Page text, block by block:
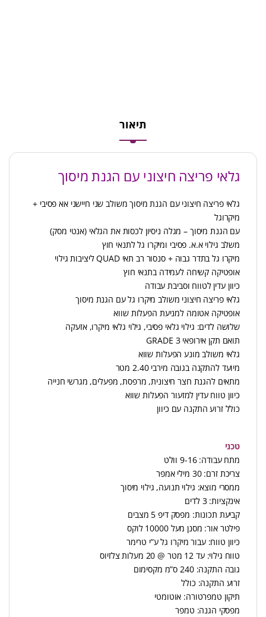
תיאור
גלאי פריצה חיצוני עם הגנת מיסוך
גלאי פריצה חיצוני עם הגנת מיסוך משולב שני חיישני אא פסיבי +
מיקרוגל
עם הגנת מיסוך – מגלה ניסיון לכסות את הגלאי (אנטי מסק)
משלב גילוי א.א. פסיבי ומיקרו גל לתנאי חוץ
מיקרו גל בתדר גבוה + סנסור רב תאי QUAD ליציבות גילוי
אופטיקה קשיחה לעמידה בתנאי חוץ
כיוון עדין לטווח וסביבת עבודה
גלאי פריצה חיצוני משולב מיקרו גל עם הגנת מיסוך
אופטיקה אטומה למניעת הפעלות שווא
שלושה לדים: גילוי גלאי פסיבי, גילוי גלאי מיקרו, אזעקה
תואם תקן אירופאי 3 GRADE
גלאי משולב מונע הפעלות שווא
מיועד להתקנה בגובה מירבי 2.40 מטר
מתאים להגנת חצר חיצונית, מרפסת, מפעלים, מגרשי חנייה
כיוון טווח עדין למזעור הפעלות שווא
כולל זרוע התקנה עם כיוון
טכני
מתח עבודה: 9-16 וולט
צריכת זרם: 30 מילי אמפר
ממסרי מוצא: גילוי תנועה, גילוי מיסוך
אינקציות: 3 לדים
קביעת תכונות: מפסק דיפ 5 מצבים
פילטר אור: מסנן מעל 10000 לוקס
כיוון טווח: עבור מיקרו גל ע”י טרימר
טווח גילוי: עד 12 מטר @ 20 מעלות צלזיוס
גובה התקנה: 240 ס”מ מקסימום
זרוע התקנה: כולל
תיקון טמפרטורה: אוטומטי
מפסקי הגנה: טמפר